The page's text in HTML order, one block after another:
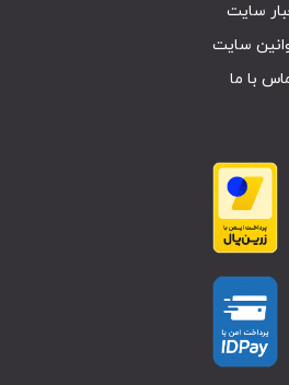
سایت
سایت
با ما